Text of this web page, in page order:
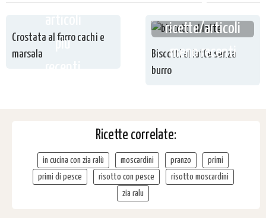
più
Crostata al farro cachi e
marsala
ricette/articoli
meno recenti
Biscotti al latte senza
burro
Ricette correlate:
in cucina con zia ralù moscardini pranzo
primi
primi di pesce
risotto con pesce
risotto moscardini
zia ralu